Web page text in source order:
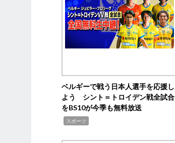
ベルギーで戦う日本人選手を応援し
よう シント＝トロイデン戦全試合
をBS10が今季も無料放送
スポーツ